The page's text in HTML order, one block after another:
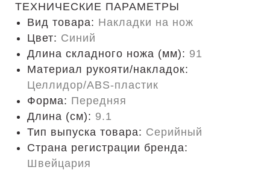
ТЕХНИЧЕСКИЕ ПАРАМЕТРЫ
Вид товара: Накладки на нож
Цвет: Синий
Длина складного ножа (мм): 91
Материал рукояти/накладок:
Целлидор/ABS-пластик
Форма: Передняя
Длина (cм): 9.1
Тип выпуска товара: Серийный
Страна регистрации бренда:
Швейцария